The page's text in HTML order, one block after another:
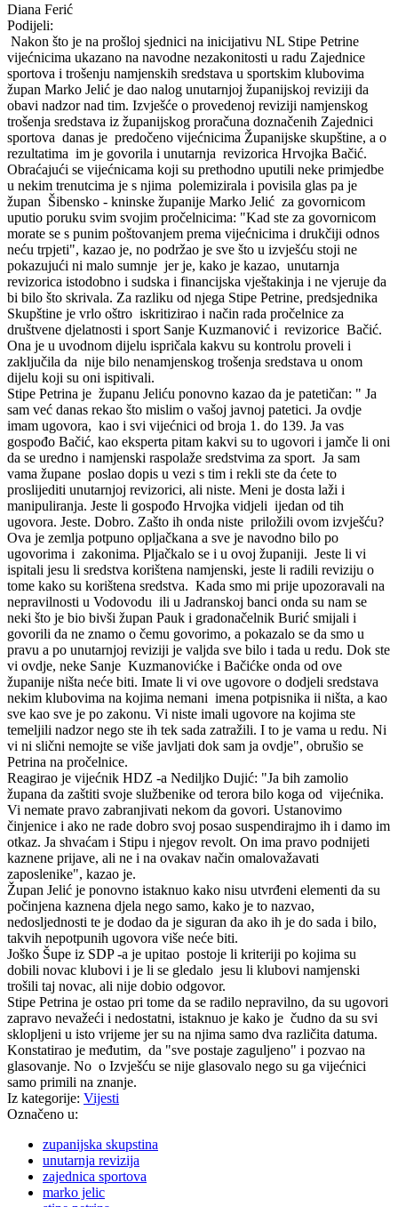
Diana Ferić
Podijeli:
Nakon što je na prošloj sjednici na inicijativu NL Stipe Petrine
vijećnicima ukazano na navodne nezakonitosti u radu Zajednice
sportova i trošenju namjenskih sredstava u sportskim klubovima
župan Marko Jelić je dao nalog unutarnjoj županijskoj reviziji da
obavi nadzor nad tim. Izvješće o provedenoj reviziji namjenskog
trošenja sredstava iz županijskog proračuna doznačenih Zajednici
sportova danas je predočeno vijećnicima Županijske skupštine, a o
rezultatima im je govorila i unutarnja revizorica Hrvojka Bačić.
Obraćajući se vijećnicama koji su prethodno uputili neke primjedbe
u nekim trenutcima je s njima polemizirala i povisila glas pa je
župan Šibensko - kninske županije Marko Jelić za govornicom
uputio poruku svim svojim pročelnicima: "Kad ste za govornicom
morate se s punim poštovanjem prema vijećnicima i drukčiji odnos
neću trpjeti", kazao je, no podržao je sve što u izvješću stoji ne
pokazujući ni malo sumnje jer je, kako je kazao, unutarnja
revizorica istodobno i sudska i financijska vještakinja i ne vjeruje da
bi bilo što skrivala. Za razliku od njega Stipe Petrine, predsjednika
Skupštine je vrlo oštro iskritizirao i način rada pročelnice za
društvene djelatnosti i sport Sanje Kuzmanović i revizorice Bačić.
Ona je u uvodnom dijelu ispričala kakvu su kontrolu proveli i
zaključila da nije bilo nenamjenskog trošenja sredstava u onom
dijelu koji su oni ispitivali.
Stipe Petrina je županu Jeliću ponovno kazao da je patetičan: " Ja
sam već danas rekao što mislim o vašoj javnoj patetici. Ja ovdje
imam ugovora, kao i svi vijećnici od broja 1. do 139. Ja vas
gospođo Bačić, kao eksperta pitam kakvi su to ugovori i jamče li oni
da se uredno i namjenski raspolaže sredstvima za sport. Ja sam
vama župane poslao dopis u vezi s tim i rekli ste da ćete to
proslijediti unutarnjoj revizorici, ali niste. Meni je dosta laži i
manipuliranja. Jeste li gospođo Hrvojka vidjeli ijedan od tih
ugovora. Jeste. Dobro. Zašto ih onda niste priložili ovom izvješću?
Ova je zemlja potpuno opljačkana a sve je navodno bilo po
ugovorima i zakonima. Pljačkalo se i u ovoj županiji. Jeste li vi
ispitali jesu li sredstva korištena namjenski, jeste li radili reviziju o
tome kako su korištena sredstva. Kada smo mi prije upozoravali na
nepravilnosti u Vodovodu ili u Jadranskoj banci onda su nam se
neki što je bio bivši župan Pauk i gradonačelnik Burić smijali i
govorili da ne znamo o čemu govorimo, a pokazalo se da smo u
pravu a po unutarnjoj reviziji je valjda sve bilo i tada u redu. Dok ste
vi ovdje, neke Sanje Kuzmanovićke i Bačićke onda od ove
županije ništa neće biti. Imate li vi ove ugovore o dodjeli sredstava
nekim klubovima na kojima nemani imena potpisnika ii ništa, a kao
sve kao sve je po zakonu. Vi niste imali ugovore na kojima ste
temeljili nadzor nego ste ih tek sada zatražili. I to je vama u redu. Ni
vi ni slični nemojte se više javljati dok sam ja ovdje", obrušio se
Petrina na pročelnice.
Reagirao je vijećnik HDZ -a Nediljko Dujić: "Ja bih zamolio
župana da zaštiti svoje službenike od terora bilo koga od vijećnika.
Vi nemate pravo zabranjivati nekom da govori. Ustanovimo
činjenice i ako ne rade dobro svoj posao suspendirajmo ih i damo im
otkaz. Ja shvaćam i Stipu i njegov revolt. On ima pravo podnijeti
kaznene prijave, ali ne i na ovakav način omalovažavati
zaposlenike", kazao je.
Župan Jelić je ponovno istaknuo kako nisu utvrđeni elementi da su
počinjena kaznena djela nego samo, kako je to nazvao,
nedosljednosti te je dodao da je siguran da ako ih je do sada i bilo,
takvih nepotpunih ugovora više neće biti.
Joško Šupe iz SDP -a je upitao postoje li kriteriji po kojima su
dobili novac klubovi i je li se gledalo jesu li klubovi namjenski
trošili taj novac, ali nije dobio odgovor.
Stipe Petrina je ostao pri tome da se radilo nepravilno, da su ugovori
zapravo nevažeći i nedostatni, istaknuo je kako je čudno da su svi
sklopljeni u isto vrijeme jer su na njima samo dva različita datuma.
Konstatirao je međutim, da "sve postaje zaguljeno" i pozvao na
glasovanje. No o Izvješću se nije glasovalo nego su ga vijećnici
samo primili na znanje.
Iz kategorije: Vijesti
Označeno u:
zupanijska skupstina
unutarnja revizija
zajednica sportova
marko jelic